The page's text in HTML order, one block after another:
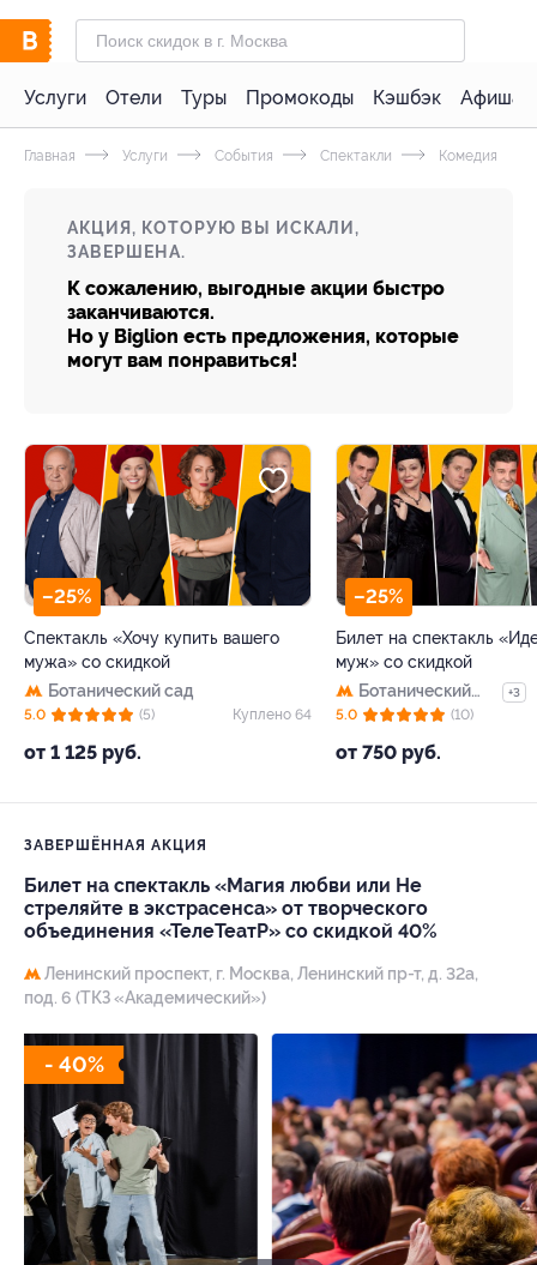
Услуги Отели Туры Промокоды Кэшбэк Афиша
Главная Услуги События Спектакли Комедия
АКЦИЯ, КОТОРУЮ ВЫ ИСКАЛИ,
ЗАВЕРШЕНА.
К сожалению, выгодные акции быстро
заканчиваются.
Но у Biglion есть предложения, которые
могут вам понравиться!
–25%
Спектакль «Хочу купить вашего
мужа» со скидкой
Ботанический сад
от 1 125 руб.
5.0 (5) Куплено 64
–25%
Билет на спектакль
муж» со скидкой
Ботанический
сад
+3
от 750 руб.
5.0 (10)
ЗАВЕРШЁННАЯ АКЦИЯ
Билет на спектакль «Магия любви или Не
стреляйте в экстрасенса» от творческого
объединения «ТелеТеатР» со скидкой 40%
Ленинский проспект, г. Москва, Ленинский пр-т, д. 32а,
под. 6 (ТКЗ «Академический»)
- 40%